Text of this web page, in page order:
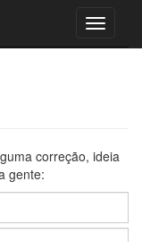
Menu
correção, ideia
gente: